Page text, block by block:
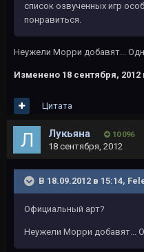
список озвученных игр
понравиться.
Неужели Морри добавят...
Изменено 18 сентября, 2012
Цитата
Лукьяна 10 096
18 сентября, 2012
В 18.09.2012 в 15:14,
Официальный арт?
Неужели Морри добавят...